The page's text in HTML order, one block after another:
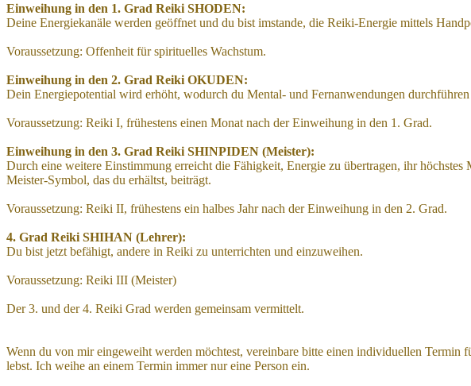
Einweihung in den 1. Grad Reiki SHODEN:
Deine Energiekanäle werden geöffnet und du bist imstande, die Reiki-Energie mittels
Voraussetzung: Offenheit für spirituelles Wachstum.
Einweihung in den 2. Grad Reiki OKUDEN:
Dein Energiepotential wird erhöht, wodurch du Mental- und Fernanwendungen
Voraussetzung: Reiki I, frühestens einen Monat nach der Einweihung in den 1. Grad.
Einweihung in den 3. Grad Reiki SHINPIDEN (Meister):
Durch eine weitere Einstimmung erreicht die Fähigkeit, Energie zu übertragen, ihr
Meister-Symbol, das du erhältst, beiträgt.
Voraussetzung: Reiki II, frühestens ein halbes Jahr nach der Einweihung in den 2. Grad.
4. Grad Reiki SHIHAN (Lehrer):
Du bist jetzt befähigt, andere in Reiki zu unterrichten und einzuweihen.
Voraussetzung: Reiki III (Meister)
Der 3. und der 4. Reiki Grad werden gemeinsam vermittelt.
Wenn du von mir eingeweiht werden möchtest, vereinbare bitte einen individuellen
lebst. Ich weihe an einem Termin immer nur eine Person ein.